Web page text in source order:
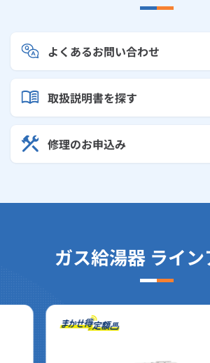
よくあるお問い合わせ
取扱説明書を探す
修理のお申込み
ガス給湯器 ライ